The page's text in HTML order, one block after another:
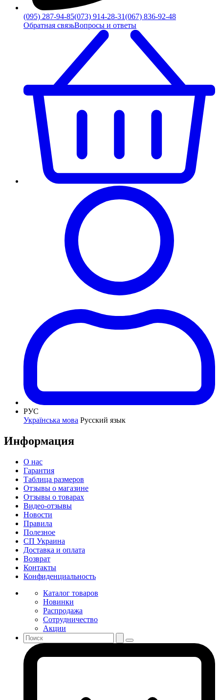
(095) 287-94-85(073) 914-28-31(067) 836-92-48
Обратная связьВопросы и ответы
РУС
Українська мова Русский язык
Информация
О нас
Гарантия
Таблица размеров
Отзывы о магазине
Отзывы о товарах
Видео-отзывы
Новости
Правила
Полезное
СП Украина
Доставка и оплата
Возврат
Контакты
Конфиденциальность
Каталог товаров
Новинки
Распродажа
Сотрудничество
Акции